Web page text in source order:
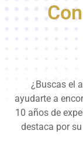
¿Buscas el
ayudarte a
10 años de
destaca por